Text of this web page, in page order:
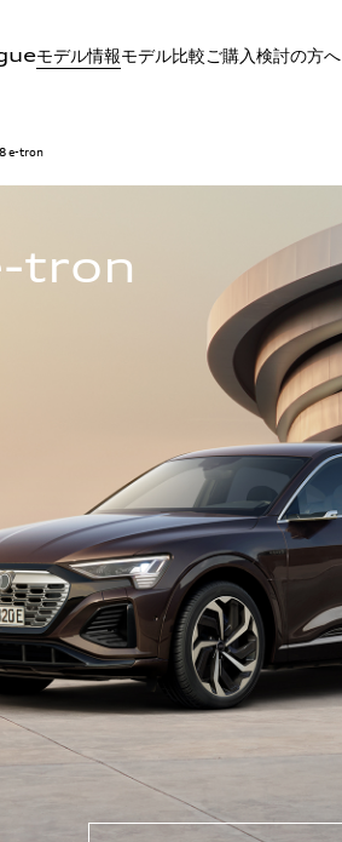
モデル情報モデル比較ご購入検討の方へ
e-tron
tron